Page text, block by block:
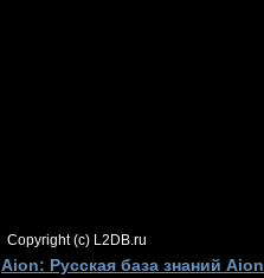
Copyright (c) L2DB.ru
Aion: Русская база знаний